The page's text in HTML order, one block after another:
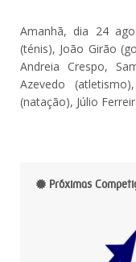
Amanhã, dia 24
(ténis), João Girão
Andreia Crespo,
Azevedo
(natação), Júlio
Próximas